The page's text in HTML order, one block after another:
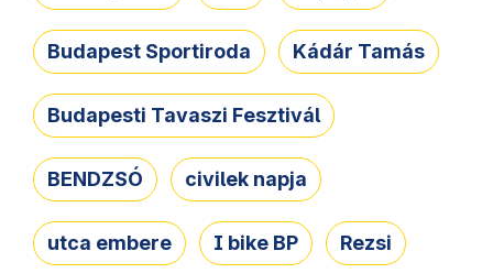
Budapest Sportiroda Kádár Tamás
Budapesti Tavaszi Fesztivál
BENDZSÓ civilek napja
utca embere I bike BP Rezsi